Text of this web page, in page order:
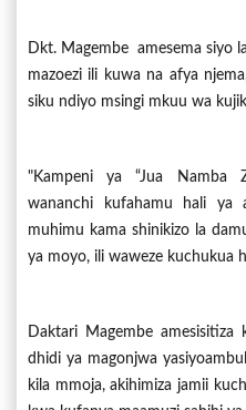
Dkt. Magembe amesema siyo
mazoezi ili kuwa na afya
siku ndiyo msingi mkuu wa
"Kampeni ya “Jua Namba
wananchi kufahamu hali ya
muhimu kama shinikizo la
ya moyo, ili waweze kuchukua
Daktari Magembe
dhidi ya magonjwa
kila mmoja, akihimiza jamii